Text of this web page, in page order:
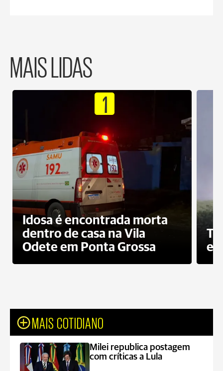
MAIS LIDAS
1
Idosa é encontrada morta
dentro de casa na Vila
Odete em Ponta Grossa
e
MAIS COTIDIANO
Milei republica postagem
com críticas a Lula